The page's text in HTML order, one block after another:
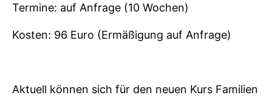
Termine: auf Anfrage (10 Wochen)
Kosten: 96 Euro (Ermäßigung auf Anfrage)
Aktuell können sich für den neuen Kurs Familien